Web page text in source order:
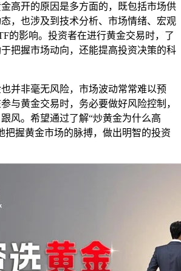
高开的原因是多方面的，既包括市场供
，也涉及到技术分析、市场情绪、宏观
的影响。投资者在进行黄金交易时，了
把握市场动向，还能提高投资决策的科
并非毫无风险，市场波动常常难以预
与黄金交易时，务必要做好风险控制，
风。希望通过了解“炒黄金为什么高
把握黄金市场的脉搏，做出明智的投资